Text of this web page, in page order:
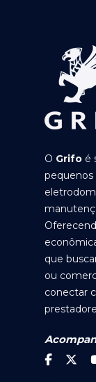
O Grifo é
pequenos
que
ou
conectar